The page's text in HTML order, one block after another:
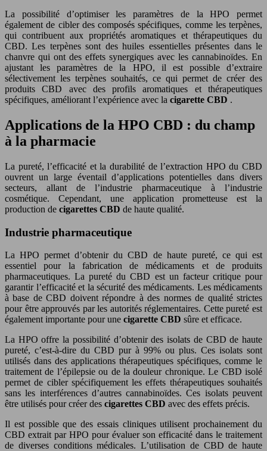
La possibilité d’optimiser les paramètres de la HPO permet
également de cibler des composés spécifiques, comme les terpènes,
qui contribuent aux propriétés aromatiques et thérapeutiques du
CBD. Les terpènes sont des huiles essentielles présentes dans le
chanvre qui ont des effets synergiques avec les cannabinoïdes. En
ajustant les paramètres de la HPO, il est possible d’extraire
sélectivement les terpènes souhaités, ce qui permet de créer des
produits CBD avec des profils aromatiques et thérapeutiques
spécifiques, améliorant l’expérience avec la cigarette CBD .
Applications de la HPO CBD : du champ
à la pharmacie
La pureté, l’efficacité et la durabilité de l’extraction HPO du CBD
ouvrent un large éventail d’applications potentielles dans divers
secteurs, allant de l’industrie pharmaceutique à l’industrie
cosmétique. Cependant, une application prometteuse est la
production de cigarettes CBD de haute qualité.
Industrie pharmaceutique
La HPO permet d’obtenir du CBD de haute pureté, ce qui est
essentiel pour la fabrication de médicaments et de produits
pharmaceutiques. La pureté du CBD est un facteur critique pour
garantir l’efficacité et la sécurité des médicaments. Les médicaments
à base de CBD doivent répondre à des normes de qualité strictes
pour être approuvés par les autorités réglementaires. Cette pureté est
également importante pour une cigarette CBD sûre et efficace.
La HPO offre la possibilité d’obtenir des isolats de CBD de haute
pureté, c’est-à-dire du CBD pur à 99% ou plus. Ces isolats sont
utilisés dans des applications thérapeutiques spécifiques, comme le
traitement de l’épilepsie ou de la douleur chronique. Le CBD isolé
permet de cibler spécifiquement les effets thérapeutiques souhaités
sans les interférences d’autres cannabinoïdes. Ces isolats peuvent
être utilisés pour créer des cigarettes CBD avec des effets précis.
Il est possible que des essais cliniques utilisent prochainement du
CBD extrait par HPO pour évaluer son efficacité dans le traitement
de diverses conditions médicales. L’utilisation de CBD de haute